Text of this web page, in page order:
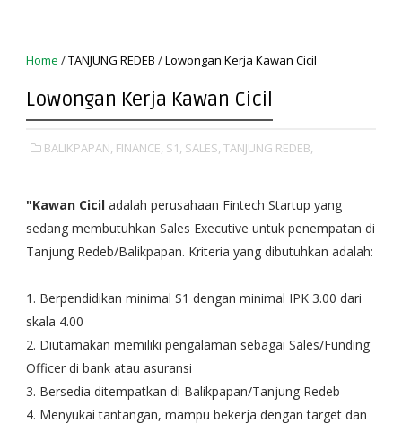
Home /TANJUNG REDEB /Lowongan Kerja Kawan Cicil
Lowongan Kerja Kawan Cicil
BALIKPAPAN, FINANCE, S1, SALES, TANJUNG REDEB,
"Kawan Cicil adalah perusahaan Fintech Startup yang
sedang membutuhkan Sales Executive untuk penempatan di
Tanjung Redeb/Balikpapan. Kriteria yang dibutuhkan adalah:
1. Berpendidikan minimal S1 dengan minimal IPK 3.00 dari
skala 4.00
2. Diutamakan memiliki pengalaman sebagai Sales/Funding
Officer di bank atau asuransi
3. Bersedia ditempatkan di Balikpapan/Tanjung Redeb
4. Menyukai tantangan, mampu bekerja dengan target dan